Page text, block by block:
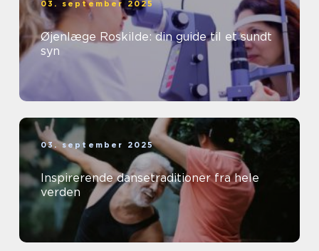
03. september 2025
Øjenlæge Roskilde: din guide til et sundt
syn
03. september 2025
Inspirerende dansetraditioner fra hele
verden